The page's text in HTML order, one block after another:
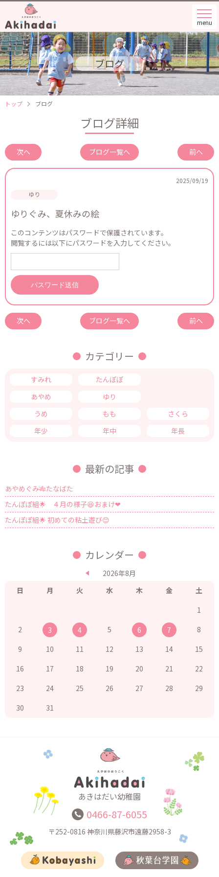
menu
ブログ
トップ ブログ
ブログ詳細
前へ
次へ ブログ一覧へ
2025/09/19
ゆりぐみ、夏休みの絵
このコンテンツはパスワードで保護されています。
閲覧するには以下にパスワードを入力してください。
前へ
次へ ブログ一覧へ
カテゴリー
すみれ たんぽぽ
あやめ
ゆり
うめ
もも
さくら
年少
年中 年長
最新の記事
あやめぐみ🎋たなばた
たんぽぽ組🌟 ４月の様子😆おまけ❤
たんぽぽ組🌟 初めての粘土遊び😊
カレンダー
2026年8月
日
月 火 水 木 金
土
1
2
3 4 5 6 7
8
9
10 11 12 13 14
15
16
17 18 19 20 21
22
23
24 25 26 27 28
29
30
31
あきはだい幼稚園
0466-87-6055
〒252-0816 神奈川県藤沢市遠藤2958-3